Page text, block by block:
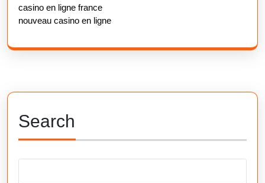
casino en ligne france
nouveau casino en ligne
Search